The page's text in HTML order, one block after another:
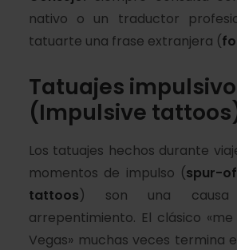
nativo o un traductor
tatuarte una frase extranjera (
Tatuajes
(Impulsive
Los tatuajes hechos durante
momentos de impulso (spur-
tattoos) son una causa
arrepentimiento. El clásico
Vegas» muchas veces termina